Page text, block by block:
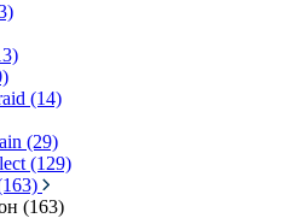
(14)
(29)
(129)
(163)